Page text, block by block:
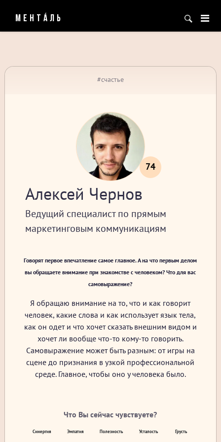
МЕНТÁЛЬ
#счастье
74
Алексей Чернов
Ведущий специалист по прямым
маркетинговым коммуникациям
Говорят первое впечатление самое главное. А на что первым делом
вы обращаете внимание при знакомстве с человеком? Что для вас
самовыражение?
Я обращаю внимание на то, что и как говорит
человек, какие слова и как использует язык тела,
как он одет и что хочет сказать внешним видом и
хочет ли вообще что-то кому-то говорить.
Самовыражение может быть разным: от игры на
сцене до признания в узкой профессиональной
среде. Главное, чтобы оно у человека было.
Что Вы сейчас чувствуете?
Синергия Эмпатия Полезность Усталость Грусть